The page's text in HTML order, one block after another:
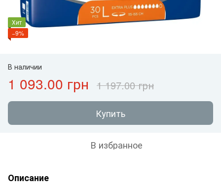
Хит
−9%
В наличии
1 093.00 грн 1 197.00 грн
Купить
В избранное
Описание